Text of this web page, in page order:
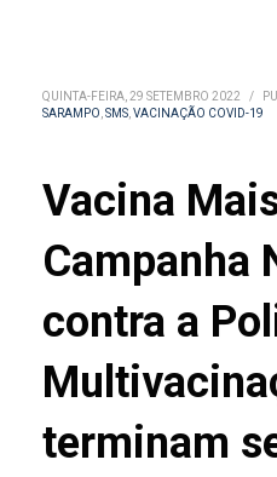
QUINTA-FEIRA, 29 SETEMBRO 2022 /
SARAMPO,SMS,VACINAÇÃO COVID-19
Vacina
Campanha
contra a
terminam